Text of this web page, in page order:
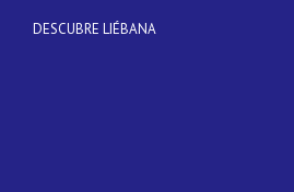
DESCUBRE LIÉBANA